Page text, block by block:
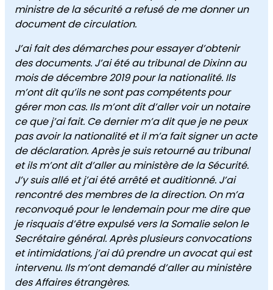
ministre de la sécurité a refusé de me donner un
document de circulation.
J’ai fait des démarches pour essayer d’obtenir
des documents. J’ai été au tribunal de Dixinn au
mois de décembre 2019 pour la nationalité. Ils
m’ont dit qu’ils ne sont pas compétents pour
gérer mon cas. Ils m’ont dit d’aller voir un notaire
ce que j’ai fait. Ce dernier m’a dit que je ne peux
pas avoir la nationalité et il m’a fait signer un acte
de déclaration. Après je suis retourné au tribunal
et ils m’ont dit d’aller au ministère de la Sécurité.
J’y suis allé et j’ai été arrêté et auditionné. J’ai
rencontré des membres de la direction. On m’a
reconvoqué pour le lendemain pour me dire que
je risquais d’être expulsé vers la Somalie selon le
Secrétaire général. Après plusieurs convocations
et intimidations, j’ai dû prendre un avocat qui est
intervenu. Ils m’ont demandé d’aller au ministère
des Affaires étrangères.